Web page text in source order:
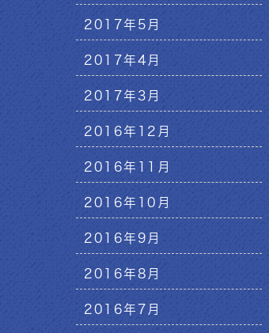
2017年5月
2017年4月
2017年3月
2016年12月
2016年11月
2016年10月
2016年9月
2016年8月
2016年7月